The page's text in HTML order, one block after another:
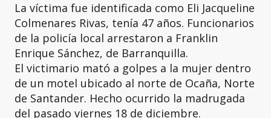
La víctima fue identificada como Eli Jacqueline
Colmenares Rivas, tenía 47 años. Funcionarios
de la policía local arrestaron a Franklin
Enrique Sánchez, de Barranquilla.
El victimario mató a golpes a la mujer dentro
de un motel ubicado al norte de Ocaña, Norte
de Santander. Hecho ocurrido la madrugada
del pasado viernes 18 de diciembre.